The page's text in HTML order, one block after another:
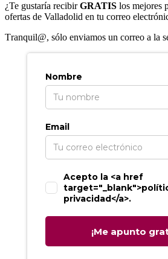
¿Te gustaría recibirGRATIS los mejores
ofertas de Valladolid en tu correo
Tranquil@, sólo enviamos un correo a la